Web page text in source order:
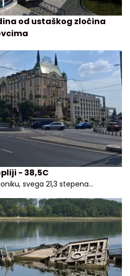
od ustaškog zločina
- 38,5C
svega 21,3 stepena